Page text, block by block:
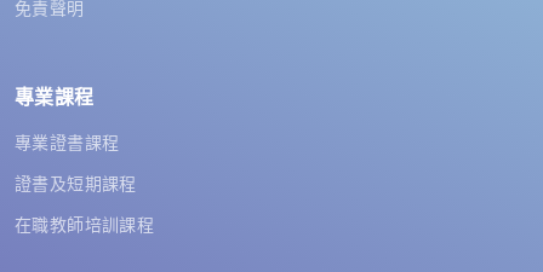
免責聲明
專業課程
專業證書課程
證書及短期課程
在職教師培訓課程